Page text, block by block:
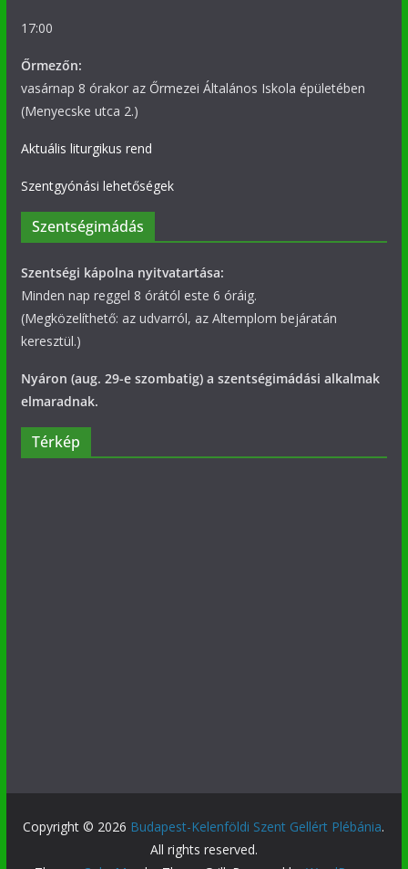
17:00
Őrmezőn:
vasárnap 8 órakor az Őrmezei Általános Iskola épületében
(Menyecske utca 2.)
Aktuális liturgikus rend
Szentgyónási lehetőségek
Szentségimádás
Szentségi kápolna nyitvatartása:
Minden nap reggel 8 órától este 6 óráig.
(Megközelíthető: az udvarról, az Altemplom bejáratán
keresztül.)
Nyáron (aug. 29-e szombatig) a szentségimádási alkalmak
elmaradnak.
Térkép
Copyright © 2026 Budapest-Kelenföldi Szent Gellért Plébánia.
All rights reserved.